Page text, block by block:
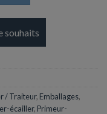
souhaits
/ Traiteur, Emballages,
écailler, Primeur-